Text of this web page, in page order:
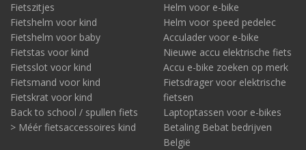
Fietszitjes
Fietshelm voor kind
Fietshelm voor baby
Fietstas voor kind
Fietsslot voor kind
Fietsmand voor kind
Fietskrat voor kind
Back to school / spullen fiets
> Méér fietsaccessoires kind
Helm voor e-bike
Helm voor speed pedelec
Acculader voor e-bike
Nieuwe accu elektrische fiets
Accu e-bike zoeken op merk
Fietsdrager voor elektrische
fietsen
Laptoptassen voor e-bikes
Betaling Bebat bedrijven
België